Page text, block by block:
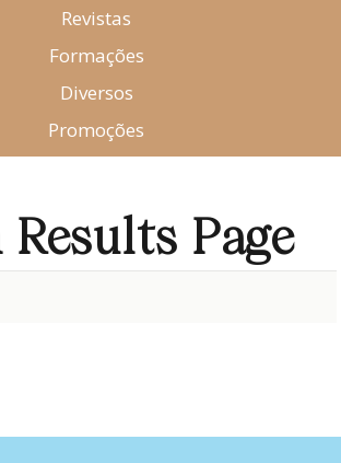
Revistas
Formações
Diversos
Promoções
Results Page